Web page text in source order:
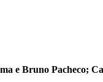
e Bruno Pacheco;